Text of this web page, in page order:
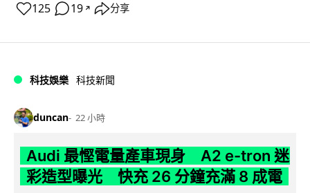
125 19 ↗ 分享
科技娛樂 科技新聞
duncan 22 小時
Audi 最慳電量產車現身 A2 e-tron 迷
彩造型曝光 快充 26 分鐘充滿 8 成電